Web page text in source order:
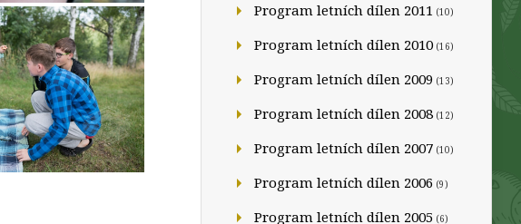
Program letních dílen 2011 (10)
Program letních dílen 2010 (16)
Program letních dílen 2009 (13)
Program letních dílen 2008 (12)
Program letních dílen 2007 (10)
Program letních dílen 2006 (9)
Program letních dílen 2005 (6)